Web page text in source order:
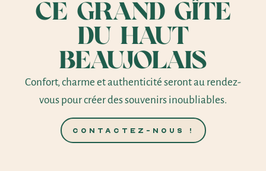
ce grand gîte
du Haut
Beaujolais
Confort, charme et authenticité seront au rendez-
vous pour créer des souvenirs inoubliables.
CONTACTEZ-NOUS !